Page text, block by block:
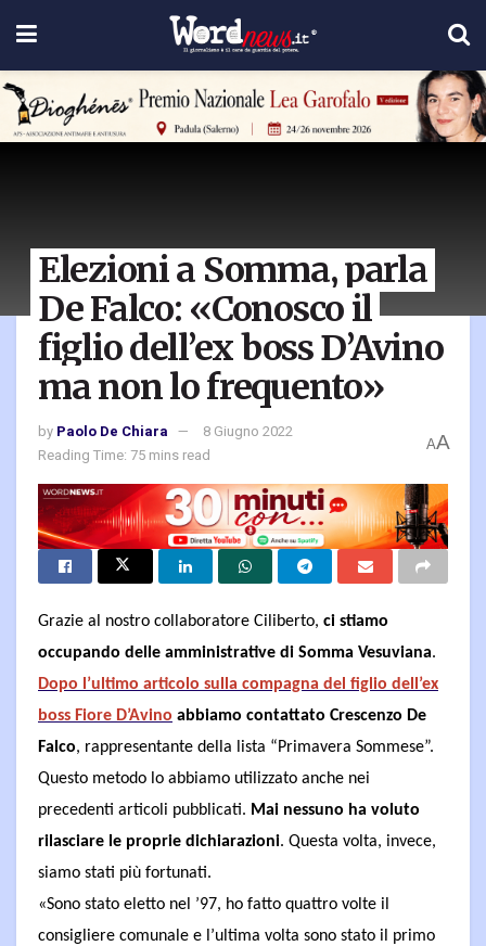
Elezioni a Somma, parla
De Falco: «Conosco il
figlio dell’ex boss D’Avino
ma non lo frequento»
by Paolo De Chiara
8 Giugno 2022
Reading Time: 75 mins read
AA
Grazie al nostro collaboratore Ciliberto, ci stiamo
occupando delle amministrative di Somma Vesuviana.
Dopo l’ultimo articolo sulla compagna del figlio dell’ex
boss Fiore D’Avino abbiamo contattato Crescenzo De
Falco, rappresentante della lista “Primavera Sommese”.
Questo metodo lo abbiamo utilizzato anche nei
precedenti articoli pubblicati. Mai nessuno ha voluto
rilasciare le proprie dichiarazioni. Questa volta, invece,
siamo stati più fortunati.
«Sono stato eletto nel ’97, ho fatto quattro volte il
consigliere comunale e l’ultima volta sono stato il primo